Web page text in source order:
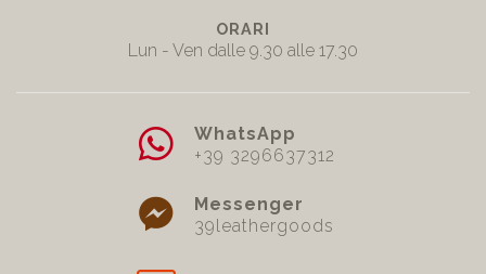
ORARI
Lun - Ven dalle 9.30 alle 17.30
WhatsApp
+39 3296637312
Messenger
39leathergoods